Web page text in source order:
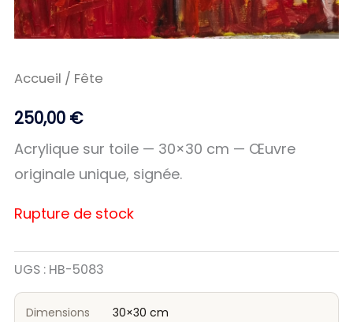
Accueil / Fête
250,00 €
Acrylique sur toile — 30×30 cm — Œuvre
originale unique, signée.
Rupture de stock
UGS : HB-5083
Dimensions
30×30 cm